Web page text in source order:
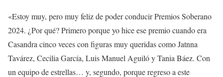
«Estoy muy, pero muy feliz de poder conducir Premios Soberano
2024. ¿Por qué? Primero porque yo hice ese premio cuando era
Casandra cinco veces con figuras muy queridas como Jatnna
Tavárez, Cecilia García, Luis Manuel Aguiló y Tania Báez. Con
un equipo de estrellas… y, segundo, porque regreso a este